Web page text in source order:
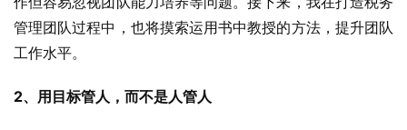
管理团队过程中，也将摸索运用书中教授的方法，提升团队
工作水平。
2、用目标管人，而不是人管人